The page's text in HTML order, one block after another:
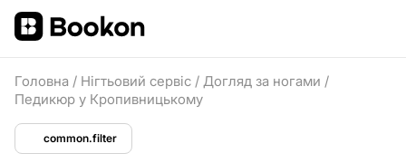
Головна / Нігтьовий сервіс / Догляд за ногами /
Педикюр у Кропивницькому
common.filter